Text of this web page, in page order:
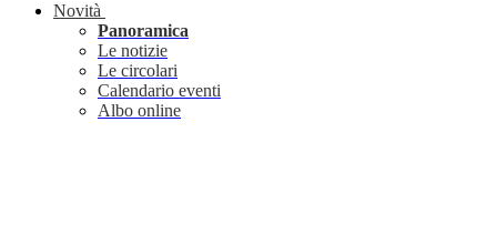
Novità
Panoramica
Le notizie
Le circolari
Calendario eventi
Albo online